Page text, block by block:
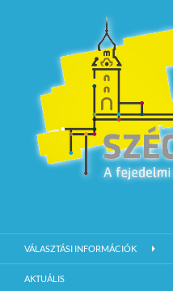
Szécsény Város Hivatalos Weboldala
VÁLASZTÁSI INFORMÁCIÓK
AKTUÁLIS